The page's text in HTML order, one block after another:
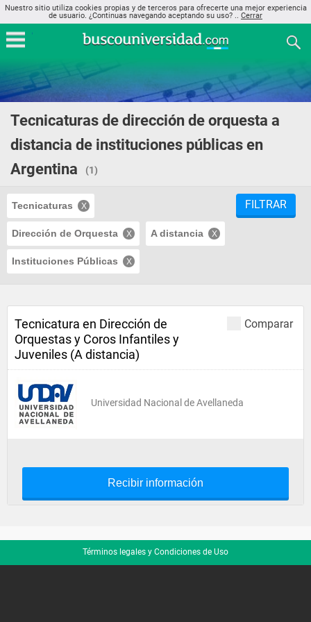
Nuestro sitio utiliza cookies propias y de terceros para ofrecerte una mejor experiencia
de usuario. ¿Continuas navegando aceptando su uso? .. Cerrar
Tecnicaturas de dirección de orquesta a
distancia de instituciones públicas en
Argentina
(1)
Tecnicaturas
Dirección de Orquesta A distancia
Instituciones Públicas
FILTRAR
Comparar
Tecnicatura en Dirección de
Orquestas y Coros Infantiles y
Juveniles (A distancia)
Universidad Nacional de Avellaneda
Recibir información
Términos legales y Condiciones de Uso